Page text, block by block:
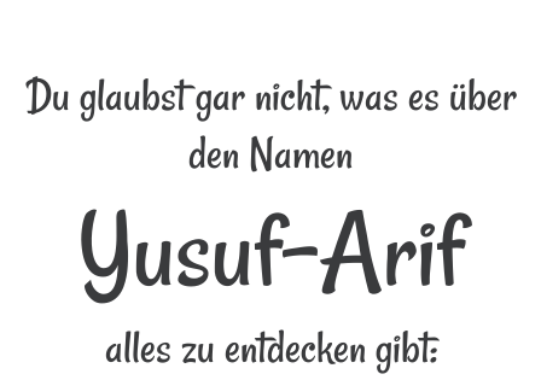
Du glaubst gar nicht, was es über
den Namen
Yusuf-Arif
alles zu entdecken gibt: